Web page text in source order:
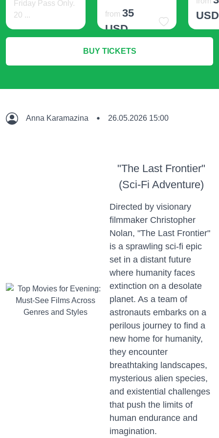
Friday Pass Only.
20 ...
406 USD
More Info
from 35
USD
USD
BUY TICKETS
Anna Karamazina 26.05.2026 15:00
"The Last Frontier"
(Sci-Fi Adventure)
Directed by visionary
filmmaker Christopher
Nolan, "The Last Frontier"
is a sprawling sci-fi epic
set in a distant future
where humanity faces
extinction on a desolate
planet. As a team of
astronauts embarks on a
perilous journey to find a
new home for humanity,
they encounter
breathtaking landscapes,
mysterious alien species,
and existential challenges
that push the limits of
human endurance and
imagination.